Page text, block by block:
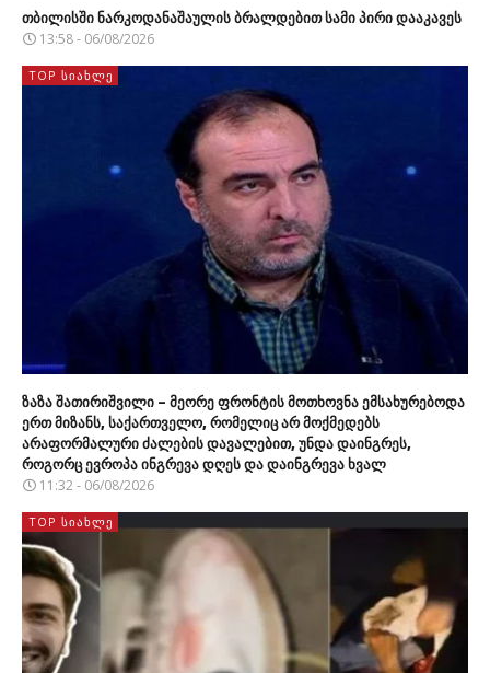
თბილისში ნარკოდანაშაულის ბრალდებით სამი პირი დააკავეს
13:58 - 06/08/2026
TOP ᲡᲘᲐᲮᲚᲔ
ზაზა შათირიშვილი – მეორე ფრონტის მოთხოვნა ემსახურებოდა
ერთ მიზანს, საქართველო, რომელიც არ მოქმედებს
არაფორმალური ძალების დავალებით, უნდა დაინგრეს,
როგორც ევროპა ინგრევა დღეს და დაინგრევა ხვალ
11:32 - 06/08/2026
TOP ᲡᲘᲐᲮᲚᲔ